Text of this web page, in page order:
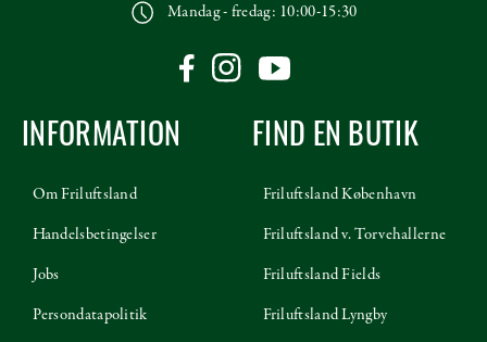
Mandag - fredag: 10:00-15:30
INFORMATION
Om Friluftsland
Handelsbetingelser
Jobs
Persondatapolitik
FIND EN BUTIK
Friluftsland København
Friluftsland v. Torvehallerne
Friluftsland Fields
Friluftsland Lyngby